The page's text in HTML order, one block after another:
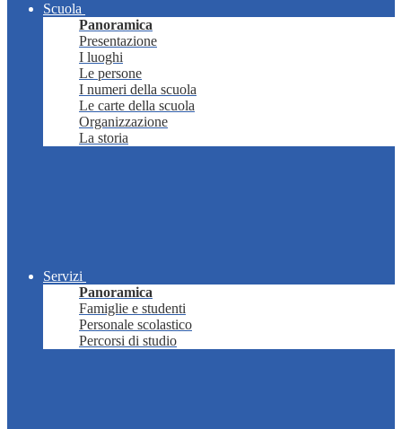
Scuola
Panoramica
Presentazione
I luoghi
Le persone
I numeri della scuola
Le carte della scuola
Organizzazione
La storia
Servizi
Panoramica
Famiglie e studenti
Personale scolastico
Percorsi di studio